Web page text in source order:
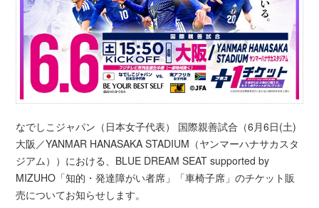
なでしこジャパン（日本女子代表） 国際親善試合（6月6日(土)
大阪／YANMAR HANASAKA STADIUM（ヤンマーハナサカスタ
ジアム））における、BLUE DREAM SEAT supported by
MIZUHO「知的・発達障がい者席」「車椅子席」のチケット販
売についてお知らせします。